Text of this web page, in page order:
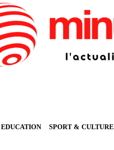
EDUCATION SPORT & CULTURE